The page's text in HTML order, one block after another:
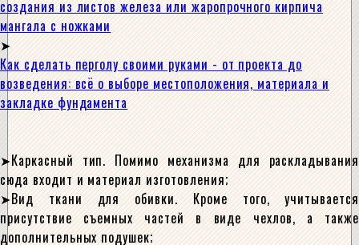
создания из листов железа или жаропрочного кирпича
мангала с ножками
Как сделать перголу своими руками - от проекта до
возведения: всё о выборе местоположения, материала и
закладке фундамента
Каркасный тип. Помимо механизма для раскладывания
сюда входит и материал изготовления;
Вид ткани для обивки. Кроме того, учитывается
присутствие съемных частей в виде чехлов, а также
дополнительных подушек;